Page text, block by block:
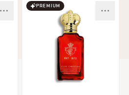
PREMIUM